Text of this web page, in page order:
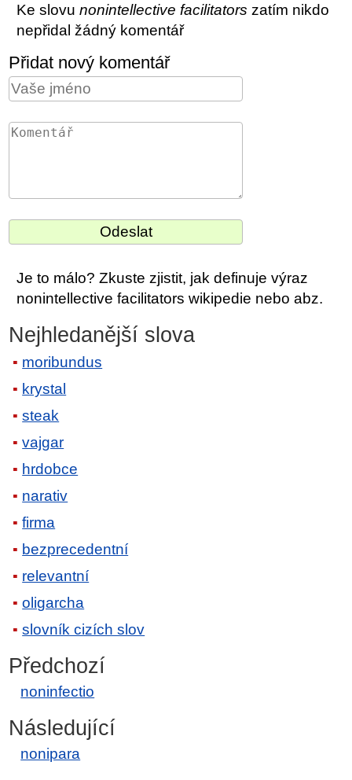
Ke slovunonintellective facilitatorszatím nikdo
nepřidal žádný komentář
Přidat nový komentář
Je to málo? Zkuste zjistit, jak definuje výraz
nonintellective facilitators wikipedie nebo abz.
Nejhledanější slova
moribundus
krystal
steak
vajgar
hrdobce
narativ
firma
bezprecedentní
relevantní
oligarcha
slovník cizích slov
Předchozí
noninfectio
Následující
nonipara